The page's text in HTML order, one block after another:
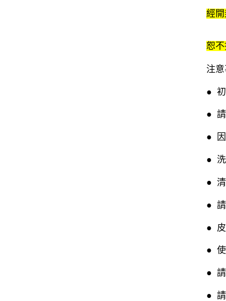
經
恕
注
● 初
● 請
● 因
● 洗
● 清
● 請
● 皮
● 使
● 請
● 請